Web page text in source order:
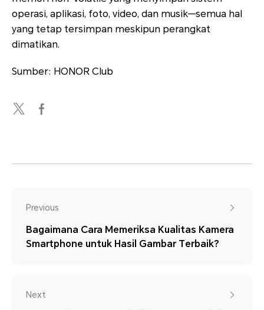
operasi, aplikasi, foto, video, dan musik—semua hal
yang tetap tersimpan meskipun perangkat
dimatikan.
Sumber: HONOR Club
Previous
Bagaimana Cara Memeriksa Kualitas Kamera
Smartphone untuk Hasil Gambar Terbaik?
Next